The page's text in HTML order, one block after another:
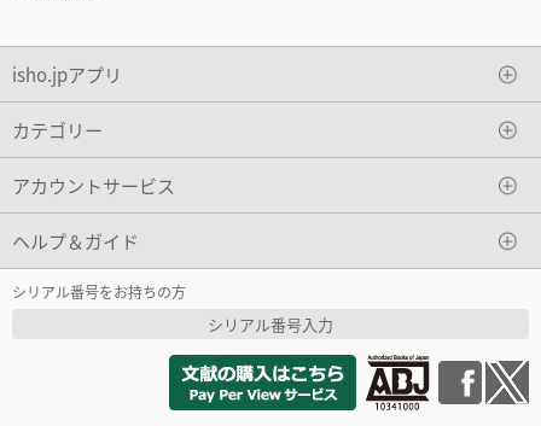
isho.jpアプリ
カテゴリー
アカウントサービス
ヘルプ＆ガイド
シリアル番号をお持ちの方
シリアル番号入力